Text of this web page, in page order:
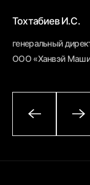
Тохтабиев И.С.
генеральный
ООО «Ханвэй